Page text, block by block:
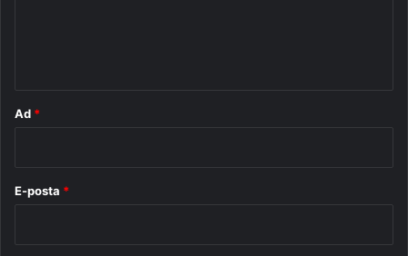
Ad *
E-posta *